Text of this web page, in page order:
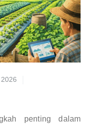
penting dalam